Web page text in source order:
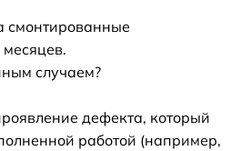
смонтированные
случаем?
дефекта, который
работой (например,